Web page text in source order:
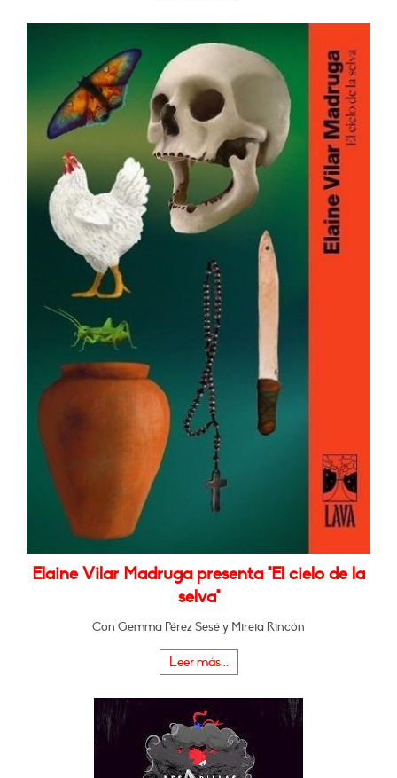
Elaine Vilar Madruga presenta "El cielo de la
selva"
Con Gemma Pérez Sesé y Mireia Rincón
Leer más...